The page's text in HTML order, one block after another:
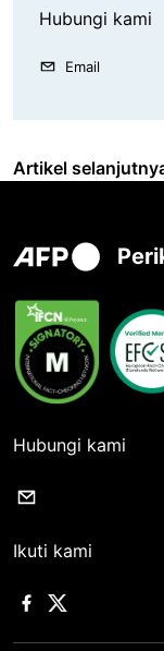
Hubungi kami
Email
Artikel
Hubungi kami
Ikuti kami